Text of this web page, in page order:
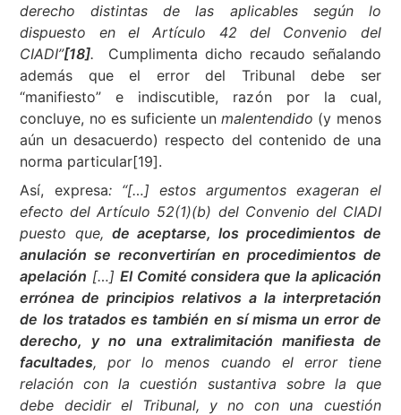
derecho distintas de las aplicables según lo
dispuesto en el Artículo 42 del Convenio del
CIADI”[18]. Cumplimenta dicho recaudo señalando
además que el error del Tribunal debe ser
“manifiesto” e indiscutible, razón por la cual,
concluye, no es suficiente unmalentendido (y menos
aún un desacuerdo) respecto del contenido de una
norma particular[19].
Así, expresa: “[…] estos argumentos exageran el
efecto del Artículo 52(1)(b) del Convenio del CIADI
puesto que, de aceptarse, los procedimientos de
anulación se reconvertirían en procedimientos de
apelación […] El Comité considera que la aplicación
errónea de principios relativos a la interpretación
de los tratados es también en sí misma un error de
derecho, y no una extralimitación manifiesta de
facultades, por lo menos cuando el error tiene
relación con la cuestión sustantiva sobre la que
debe decidir el Tribunal, y no con una cuestión